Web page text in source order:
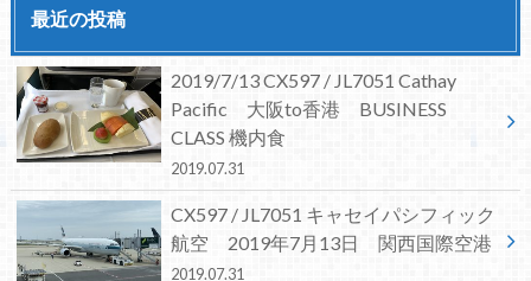
最近の投稿
2019/7/13 CX597 / JL7051 Cathay
Pacific 大阪to香港 BUSINESS
CLASS 機内食
2019.07.31
CX597 / JL7051 キャセイパシフィック
航空 2019年7月13日 関西国際空港
2019.07.31